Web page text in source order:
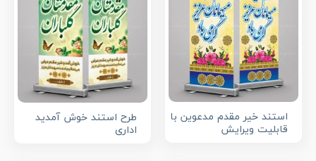
استند خیر مقدم مدعوین با
قابلیت ویرایش
طرح استند خوش آمدید
اداری